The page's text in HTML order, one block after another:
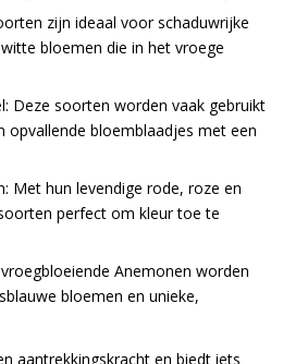
zijn ideaal voor schaduwrijke
bloemen die in het vroege
Deze soorten worden vaak gebruikt
opvallende bloemblaadjes met een
Met hun levendige rode, roze en
perfect om kleur toe te
Anemonen worden
bloemen en unieke,
aantrekkingskracht en biedt iets